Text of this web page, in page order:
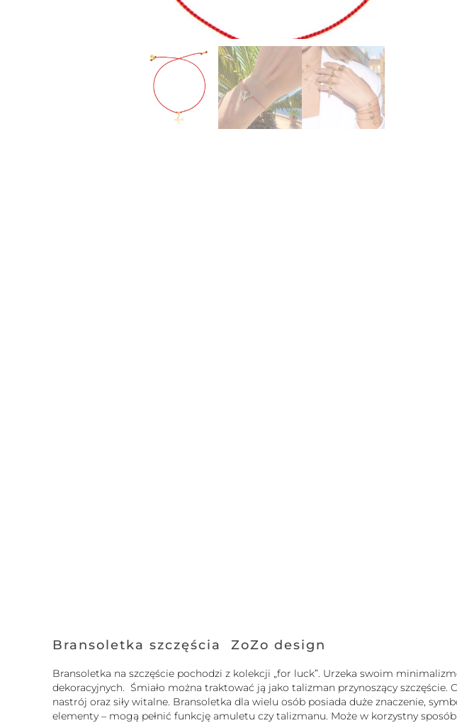
Bransoletka szczęścia ZoZo design
Bransoletka na szczęście pochodzi z kolekcji „for luck”. Urzeka swoim
dekoracyjnych. Śmiało można traktować ją jako talizman przynoszący
nastrój oraz siły witalne. Bransoletka dla wielu osób posiada duże znaczenie,
elementy – mogą pełnić funkcję amuletu czy talizmanu. Może w korzystny